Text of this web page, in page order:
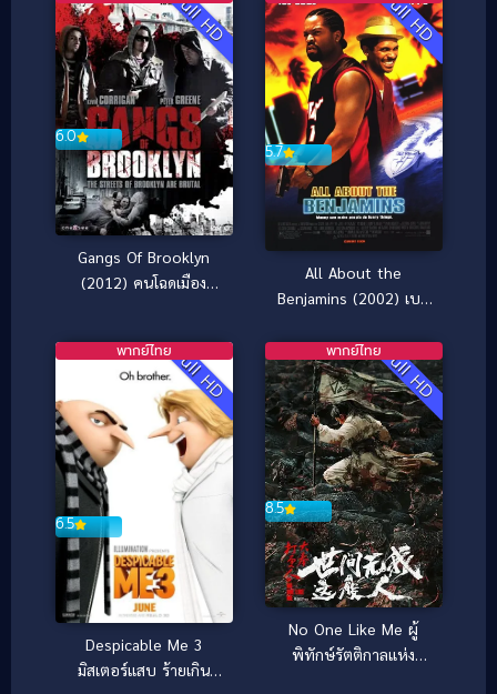
Full HD
6.0
Gangs Of Brooklyn
(2012) คนโฉดเมือง
Full HD
5.7
All About the
Benjamins (2002) เบน
เด้ง
Full HD
6.5
พากย์ไทย
Despicable Me 3
มิสเตอร์แสบ ร้ายเกิน
Full HD
8.5
พากย์ไทย
No One Like Me ผู้
พิทักษ์รัตติกาลแห่ง